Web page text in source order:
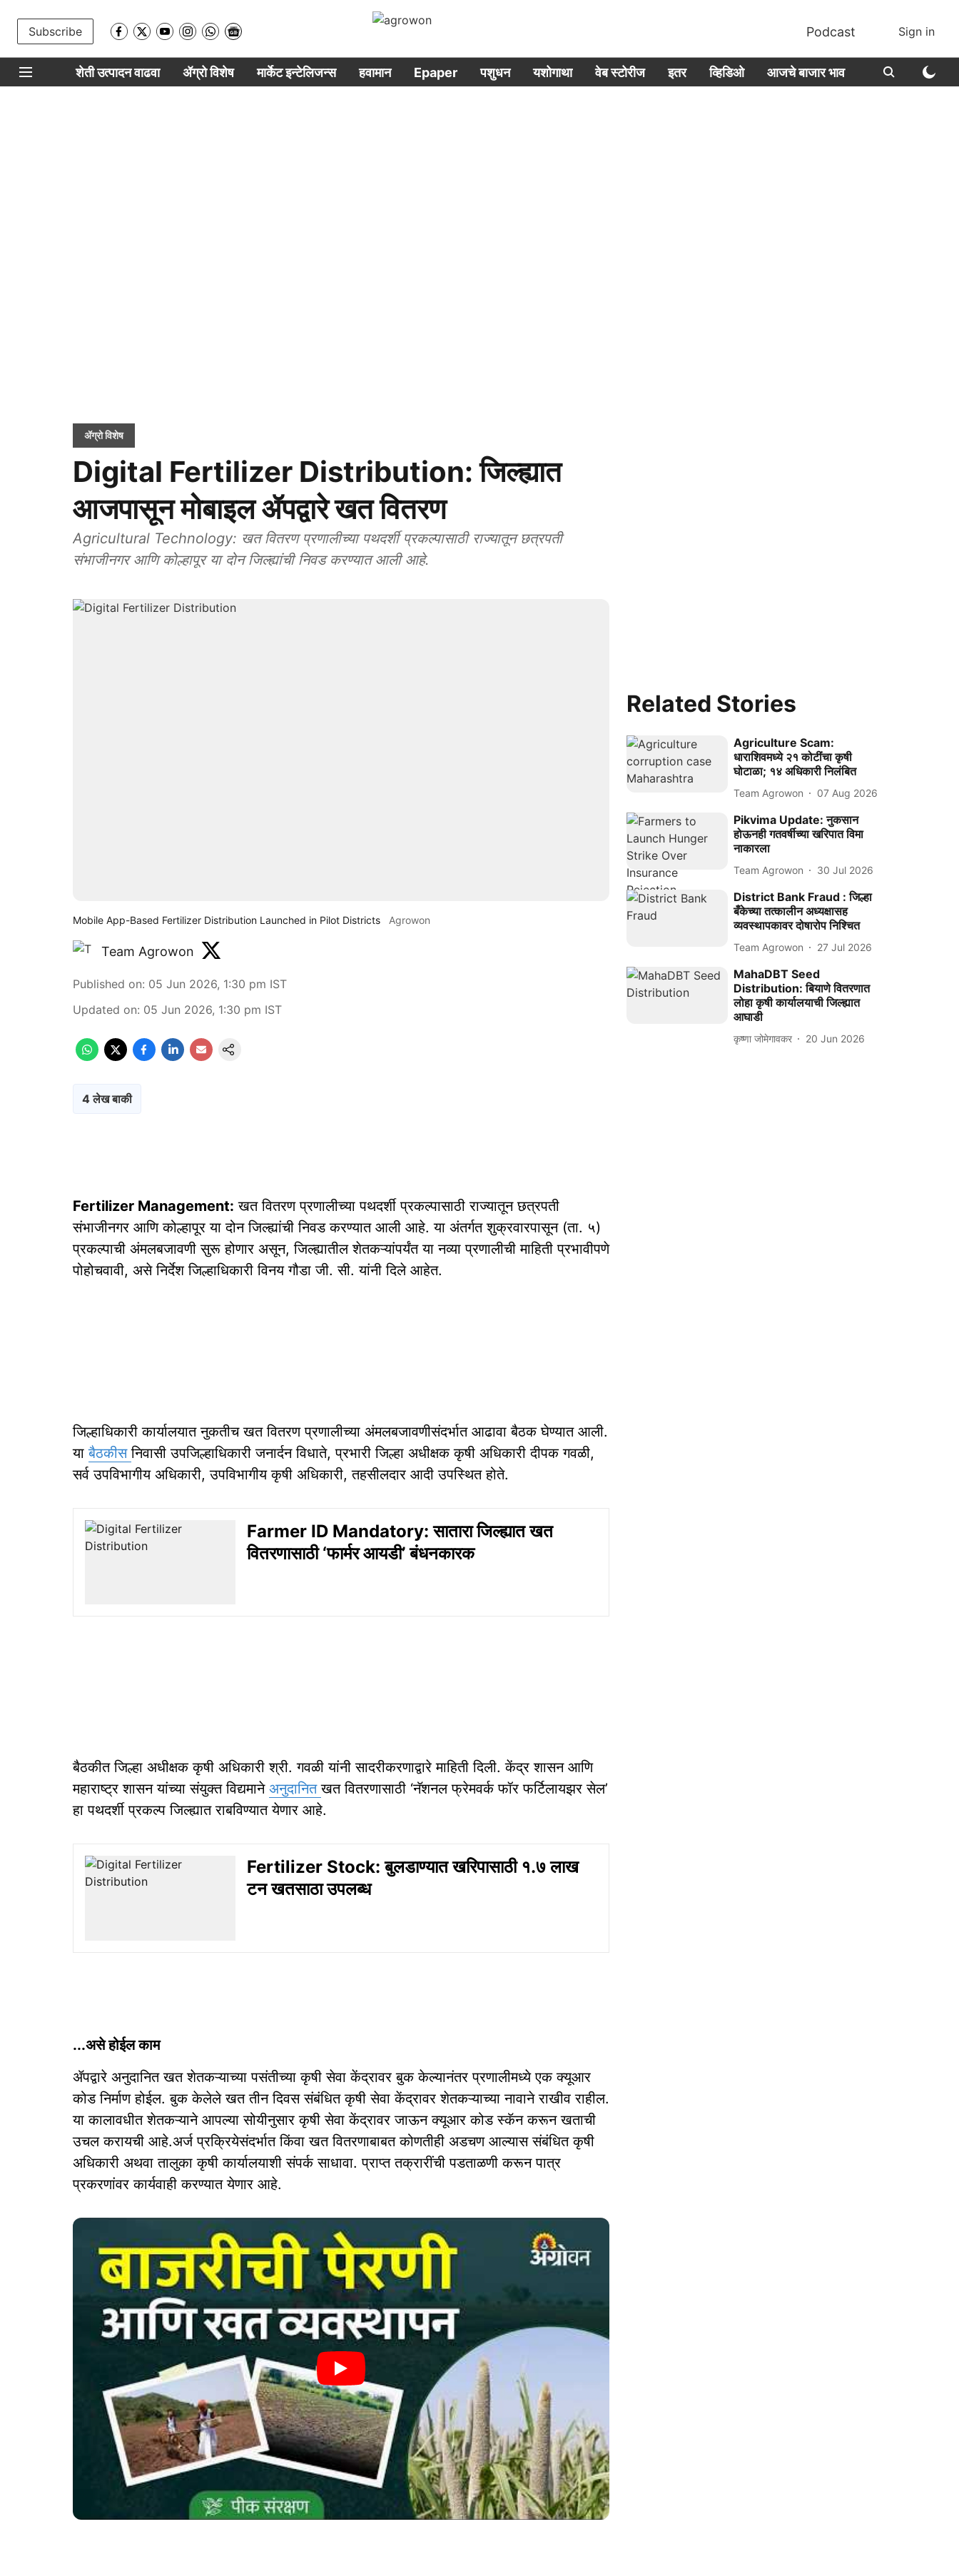
Subscribe Podcast Sign in
शेती उत्पादन वाढवा ॲग्रो विशेष मार्केट इन्टेलिजन्स हवामान Epaper पशुधन यशोगाथा वेब स्टोरीज इतर व्हिडिओ आजचे बाजार भाव
ॲग्रो विशेष
Digital Fertilizer Distribution: जिल्ह्यात
आजपासून मोबाइल ॲपद्वारे खत वितरण
Agricultural Technology: खत वितरण प्रणालीच्या पथदर्शी प्रकल्पासाठी राज्यातून छत्रपती
संभाजीनगर आणि कोल्हापूर या दोन जिल्ह्यांची निवड करण्यात आली आहे.
Mobile App-Based Fertilizer Distribution Launched in Pilot Districts Agrowon
Team Agrowon
Published on: 05 Jun 2026, 1:30 pm IST
Updated on: 05 Jun 2026, 1:30 pm IST
4 लेख बाकी
Fertilizer Management: खत वितरण प्रणालीच्या पथदर्शी प्रकल्पासाठी राज्यातून छत्रपती
संभाजीनगर आणि कोल्हापूर या दोन जिल्ह्यांची निवड करण्यात आली आहे. या अंतर्गत शुक्रवारपासून (ता. ५)
प्रकल्पाची अंमलबजावणी सुरू होणार असून, जिल्ह्यातील शेतकऱ्यांपर्यंत या नव्या प्रणालीची माहिती प्रभावीपणे
पोहोचवावी, असे निर्देश जिल्हाधिकारी विनय गौडा जी. सी. यांनी दिले आहेत.
जिल्हाधिकारी कार्यालयात नुकतीच खत वितरण प्रणालीच्या अंमलबजावणीसंदर्भात आढावा बैठक घेण्यात आली.
याबैठकीसनिवासी उपजिल्हाधिकारी जनार्दन विधाते, प्रभारी जिल्हा अधीक्षक कृषी अधिकारी दीपक गवळी,
सर्व उपविभागीय अधिकारी, उपविभागीय कृषी अधिकारी, तहसीलदार आदी उपस्थित होते.
Farmer ID Mandatory: सातारा जिल्ह्यात खत
वितरणासाठी ‘फार्मर आयडी’ बंधनकारक
बैठकीत जिल्हा अधीक्षक कृषी अधिकारी श्री. गवळी यांनी सादरीकरणाद्वारे माहिती दिली. केंद्र शासन आणि
महाराष्ट्र शासन यांच्या संयुक्त विद्यमाने अनुदानितखत वितरणासाठी ‘नॅशनल फ्रेमवर्क फॉर फर्टिलायझर सेल’
हा पथदर्शी प्रकल्प जिल्ह्यात राबविण्यात येणार आहे.
Fertilizer Stock: बुलडाण्यात खरिपासाठी १.७ लाख
टन खतसाठा उपलब्ध
...असे होईल काम
ॲपद्वारे अनुदानित खत शेतकऱ्याच्या पसंतीच्या कृषी सेवा केंद्रावर बुक केल्यानंतर प्रणालीमध्ये एक क्यूआर
कोड निर्माण होईल. बुक केलेले खत तीन दिवस संबंधित कृषी सेवा केंद्रावर शेतकऱ्याच्या नावाने राखीव राहील.
या कालावधीत शेतकऱ्याने आपल्या सोयीनुसार कृषी सेवा केंद्रावर जाऊन क्यूआर कोड स्कॅन करून खताची
उचल करायची आहे.अर्ज प्रक्रियेसंदर्भात किंवा खत वितरणाबाबत कोणतीही अडचण आल्यास संबंधित कृषी
अधिकारी अथवा तालुका कृषी कार्यालयाशी संपर्क साधावा. प्राप्त तक्रारींची पडताळणी करून पात्र
प्रकरणांवर कार्यवाही करण्यात येणार आहे.
Related Stories
Agriculture Scam:
धाराशिवमध्ये २१ कोटींचा कृषी
घोटाळा; १४ अधिकारी निलंबित
Team Agrowon 07 Aug 2026
Pikvima Update: नुकसान
होऊनही गतवर्षीच्या खरिपात विमा
नाकारला
Team Agrowon 30 Jul 2026
District Bank Fraud : जिल्हा
बँकेच्या तत्कालीन अध्यक्षासह
व्यवस्थापकावर दोषारोप निश्चित
Team Agrowon 27 Jul 2026
MahaDBT Seed
Distribution: बियाणे वितरणात
लोहा कृषी कार्यालयाची जिल्ह्यात
आघाडी
कृष्णा जोमेगावकर 20 Jun 2026